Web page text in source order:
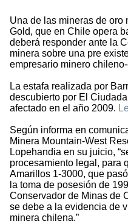
Una de las mineras de oro
Gold, que en Chile opera
deberá responder ante la
minera sobre una pre
empresario minero
La estafa realizada por
descubierto por El
afectado en el año 2009.
Según informa en
Minera Mountain-West
Lopehandia en su juicio,
procesamiento legal, para
Amarillos 1-3000, que
la toma de posesión de
Conservador de Minas de
se debe a la evidencia de
minera chilena.”